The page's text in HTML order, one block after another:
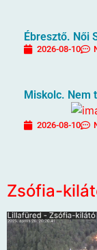
Ébresztő. Női
2026-08-10
Miskolc. Nem
2026-08-10
Zsófia-